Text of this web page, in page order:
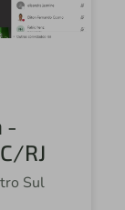
-
RJ
Sul